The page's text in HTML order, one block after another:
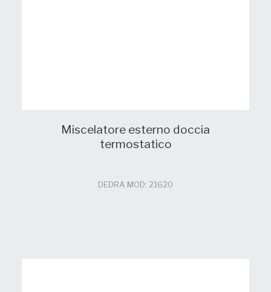
Miscelatore esterno doccia
termostatico
DEDRA MOD: 21620